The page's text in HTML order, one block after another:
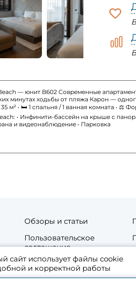
— юнит B602 Современные
минутах ходьбы от пляжа Карон —
м² • 🛏 1 спальня / 1 ванная комната • ⚖️
• Инфинити-бассейн на крыше с
и видеонаблюдение • Парковка
сайт использует файлы cookie
и корректной работы
Обзоры и статьи
Пользовательское
соглашение
Контакты